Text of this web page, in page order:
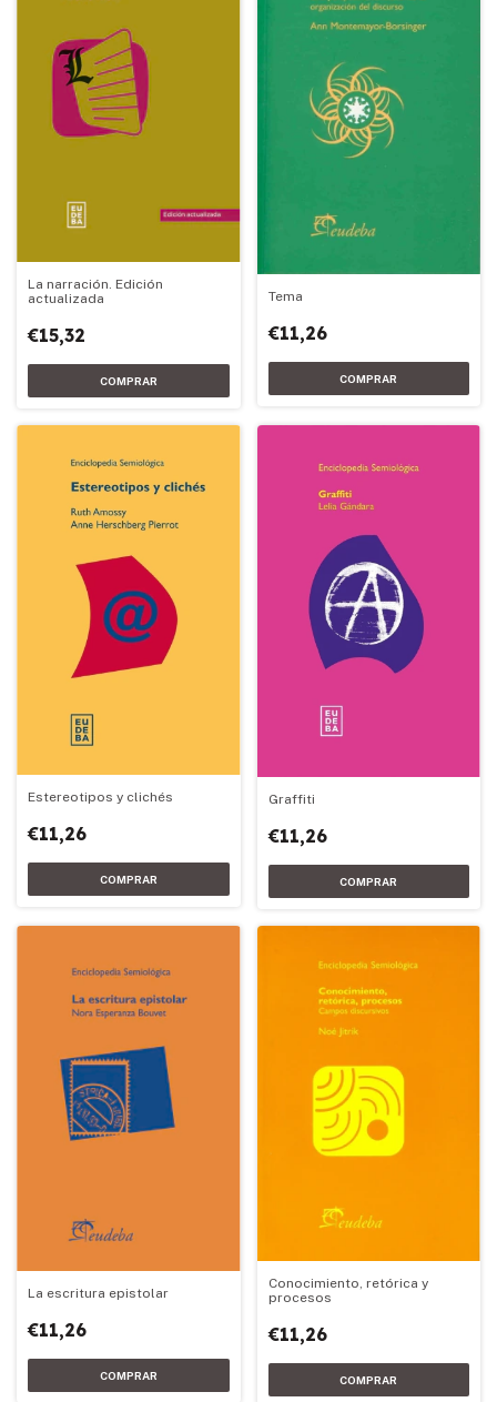
La narración. Edición
actualizada
€15,32
Tema
€11,26
Estereotipos y clichés
€11,26
Graffiti
€11,26
La escritura epistolar
€11,26
Conocimiento, retórica y
procesos
€11,26